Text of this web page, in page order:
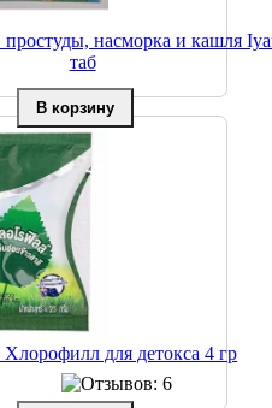
простуды, насморка и кашля
таб
для детокса 4 гр